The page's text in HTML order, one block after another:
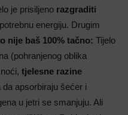
je prisiljeno razgraditi
energiju. Drugim
nije baš 100% tačno: Tijelo
(pohranjenog oblika
tjelesne razine
apsorbiraju šećer i
u jetri se smanjuju. Ali